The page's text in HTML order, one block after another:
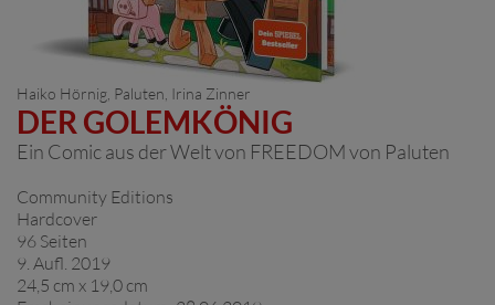
Haiko Hörnig, Paluten , Irina Zinner
DER GOLEMKÖNIG
Ein Comic aus der Welt von FREEDOM von Paluten
Community Editions
Hardcover
96 Seiten
9. Aufl. 2019
24,5 cm x 19,0 cm